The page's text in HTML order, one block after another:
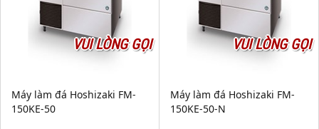
VUI LÒNG GỌI
Máy làm đá Hoshizaki FM-
150KE-50
VUI LÒNG GỌI
Máy làm đá Hoshizaki FM-
150KE-50-N